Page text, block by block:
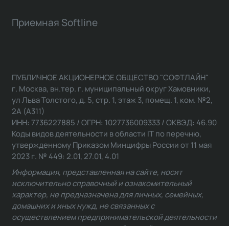
Приемная Softline
ПУБЛИЧНОЕ АКЦИОНЕРНОЕ ОБЩЕСТВО "СОФТЛАЙН"
г. Москва, вн.тер. г. муниципальный округ Хамовники,
ул Льва Толстого, д. 5, стр. 1, этаж 3, помещ. 1, ком. №2,
2А (А311)
ИНН: 7736227885 / ОГРН: 1027736009333 / ОКВЭД: 46.90
Коды видов деятельности в области IT по перечню,
утвержденному Приказом Минцифры России от 11 мая
2023 г. № 449: 2.01, 27.01, 4.01
Информация, представленная на сайте, носит
исключительно справочный и ознакомительный
характер, не предназначена для личных, семейных,
домашних и иных нужд, не связанных с
осуществлением предпринимательской деятельности